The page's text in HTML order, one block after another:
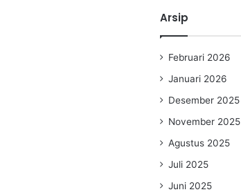
Arsip
Februari 2026
Januari 2026
Desember 2025
November 2025
Agustus 2025
Juli 2025
Juni 2025